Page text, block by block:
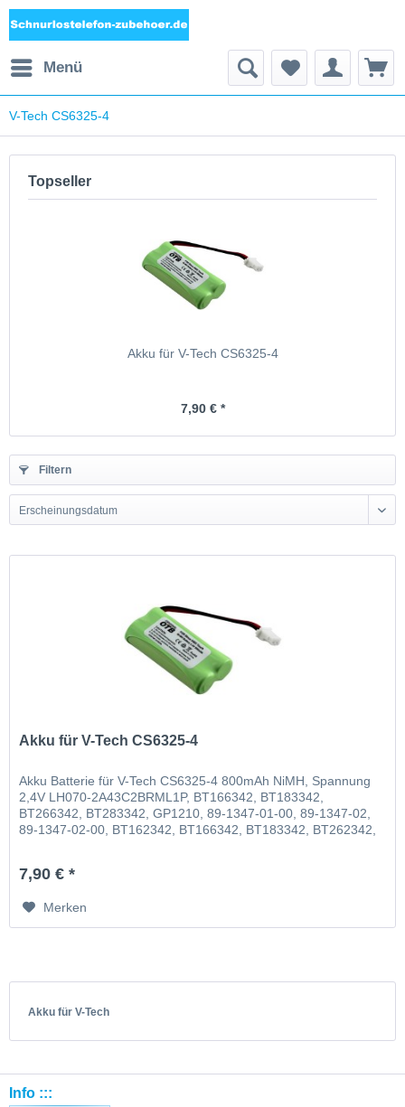
Menü
V-Tech CS6325-4
Topseller
Akku für V-Tech CS6325-4
7,90 € *
Filtern
Erscheinungsdatum
Akku für V-Tech CS6325-4
Akku Batterie für V-Tech CS6325-4 800mAh NiMH, Spannung
2,4V LH070-2A43C2BRML1P, BT166342, BT183342,
BT266342, BT283342, GP1210, 89-1347-01-00, 89-1347-02,
89-1347-02-00, BT162342, BT166342, BT183342, BT262342,
7,90 € *
Merken
Akku für V-Tech
Info :::